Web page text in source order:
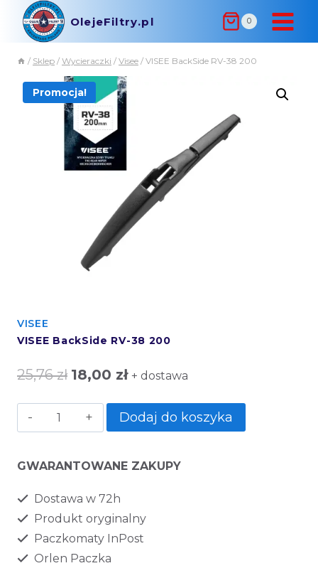
OlejeFiltry.pl 0
/ Sklep / Wycieraczki / Visee / VISEE BackSide RV-38 200
Promocja!
VISEE
VISEE BackSide RV-38 200
25,76zł 18,00 zł + dostawa
Dodaj do koszyka
GWARANTOWANE ZAKUPY
Dostawa w 72h
Produkt oryginalny
Paczkomaty InPost
Orlen Paczka